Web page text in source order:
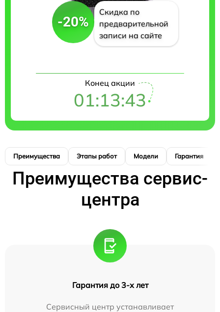
-20%
Скидка по
предварительной
записи на сайте
Конец акции
01:13:42
Преимущества Этапы работ Модели Гарантия
Преимущества сервис-
центра
Гарантия до 3-х лет
Сервисный центр устанавливает